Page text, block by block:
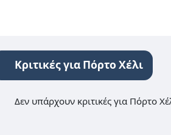
Κριτικές για Πόρτο Χέλι
Δεν υπάρχουν κριτικές για Πόρτο